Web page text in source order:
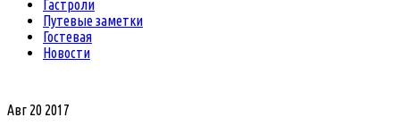
Гастроли
Путевые заметки
Гостевая
Новости
Авг 20 2017